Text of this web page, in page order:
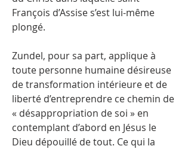
François d’Assise s’est lui-même
plongé.
Zundel, pour sa part, applique à
toute personne humaine désireuse
de transformation intérieure et de
liberté d’entreprendre ce chemin de
« désappropriation de soi » en
contemplant d’abord en Jésus le
Dieu dépouillé de tout. Ce qui la